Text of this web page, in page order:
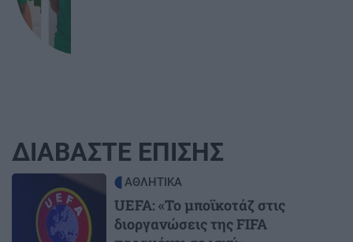
ΔΙΑΒΑΣΤΕ ΕΠΙΣΗΣ
ΑΘΛΗΤΙΚΑ
UEFA: «Το μποϊκοτάζ στις
διοργανώσεις της FIFA